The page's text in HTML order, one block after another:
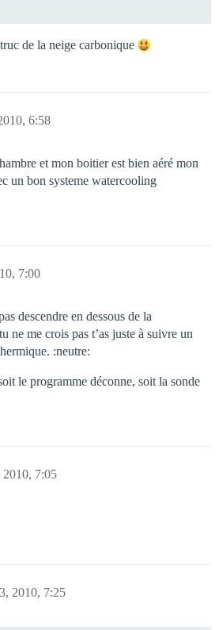
de la neige carbonique
6:58
et mon boitier est bien aéré mon
un bon systeme watercooling
7:00
descendre en dessous de la
ne me crois pas t’as juste à suivre un
:neutre:
le programme déconne, soit la sonde
7:05
2010, 7:25